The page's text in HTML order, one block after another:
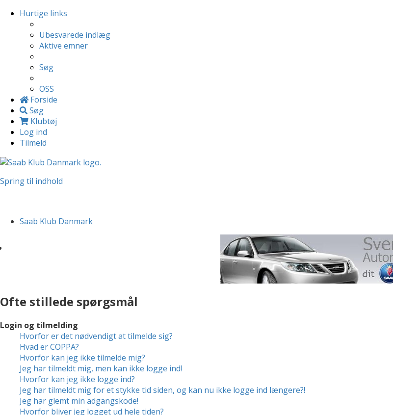
Hurtige links
Ubesvarede indlæg
Aktive emner
Søg
OSS
Forside
Søg
Klubtøj
Log ind
Tilmeld
Spring til indhold
Saab Klub Danmark
Ofte stillede spørgsmål
Login og tilmelding
Hvorfor er det nødvendigt at tilmelde sig?
Hvad er COPPA?
Hvorfor kan jeg ikke tilmelde mig?
Jeg har tilmeldt mig, men kan ikke logge ind!
Hvorfor kan jeg ikke logge ind?
Jeg har tilmeldt mig for et stykke tid siden, og kan nu ikke logge ind længere?!
Jeg har glemt min adgangskode!
Hvorfor bliver jeg logget ud hele tiden?